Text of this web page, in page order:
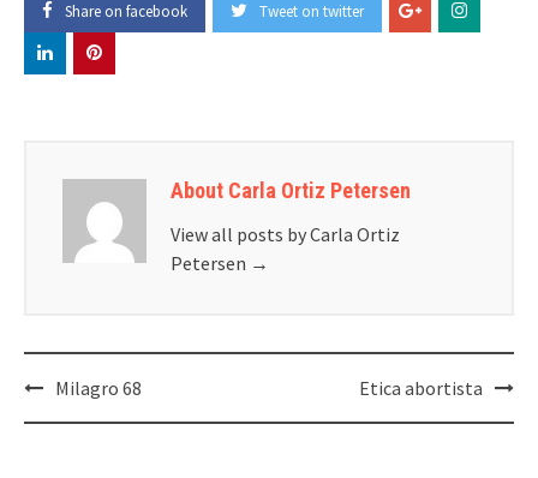
Share on facebook Tweet on twitter
About Carla Ortiz Petersen
View all posts by Carla Ortiz
Petersen →
Post
navigation
Milagro 68 Etica abortista